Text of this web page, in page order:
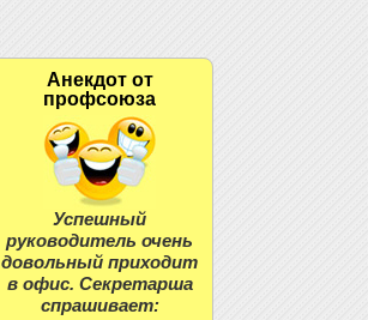
Анекдот от
профсоюза
Успешный
руководитель очень
довольный приходит
в офис. Секретарша
спрашивает: